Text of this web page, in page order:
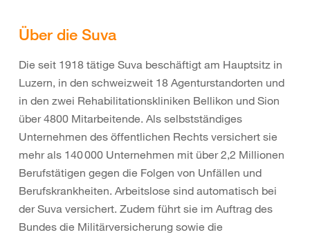
Über die Suva
Die seit 1918 tätige Suva beschäftigt am Hauptsitz in
Luzern, in den schweizweit 18 Agenturstandorten und
in den zwei Rehabilitationskliniken Bellikon und Sion
über 4800 Mitarbeitende. Als selbstständiges
Unternehmen des öffentlichen Rechts versichert sie
mehr als 140 000 Unternehmen mit über 2,2 Millionen
Berufstätigen gegen die Folgen von Unfällen und
Berufskrankheiten. Arbeitslose sind automatisch bei
der Suva versichert. Zudem führt sie im Auftrag des
Bundes die Militärversicherung sowie die